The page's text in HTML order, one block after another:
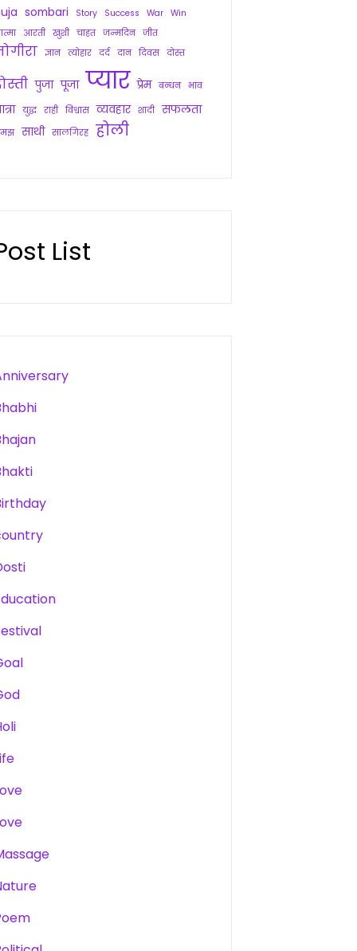
sombari Story Success War
Win
आरती खुशी चाहत जन्मदिन जीत
ज्ञान त्योहार दर्द दान दिवस दोस्त
पुजा पूजा प्यार प्रेम बन्धन भाव
युद्ध राही विश्वास व्यवहार शादी सफलता
साथी सालगिरह होली
List